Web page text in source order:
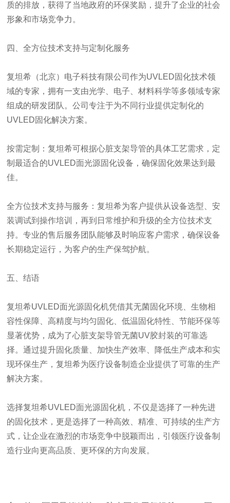
质的排放，获得了当地政府的环保奖励，提升了企业的社会
形象和市场竞争力。
四、全方位技术支持与定制化服务
复坦希（北京）电子科技有限公司作为UVLED固化技术领
域的专家，拥有一支由光学、电子、材料科学等多领域专家
组成的研发团队。公司专注于为不同行业提供定制化的
UVLED固化解决方案。
按需定制：复坦希可根据心脏支架导管的具体工艺需求，定
制最适合的UVLED面光源固化设备，确保固化效果达到最
佳。
全方位技术支持与服务：复坦希为客户提供从设备选型、安
装调试到操作培训，再到日常维护和升级的全方位技术支
持。专业的售后服务团队能够及时响应客户需求，确保设备
长期稳定运行，为客户的生产保驾护航。
五、结语
复坦希UVLED面光源固化机凭借其无菌固化环境、生物相
容性保障、高精度与均匀固化、低温固化特性、节能环保等
显著优势，成为了心脏支架导管无菌UV胶封装的可靠选
择。通过提升固化质量、加快生产效率、降低生产成本和实
现环保生产，复坦希为医疗设备制造企业提供了可靠的生产
解决方案。
选择复坦希UVLED面光源固化机，不仅是选择了一种先进
的固化技术，更是选择了一种高效、精准、可持续的生产方
式，让企业在激烈的市场竞争中脱颖而出，引领医疗设备制
造行业向更高品质、更环保的方向发展。